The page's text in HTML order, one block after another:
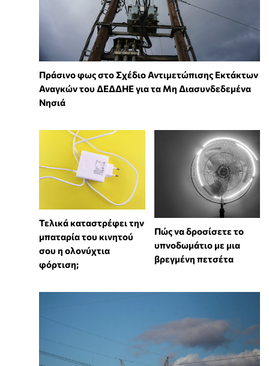
Πράσινο φως στο Σχέδιο Αντιμετώπισης Εκτάκτων
Αναγκών του ΔΕΔΔΗΕ για τα Μη Διασυνδεδεμένα
Νησιά
Τελικά καταστρέφει την
μπαταρία του κινητού
σου η ολονύχτια
φόρτιση;
Πώς να δροσίσετε το
υπνοδωμάτιο με μια
βρεγμένη πετσέτα